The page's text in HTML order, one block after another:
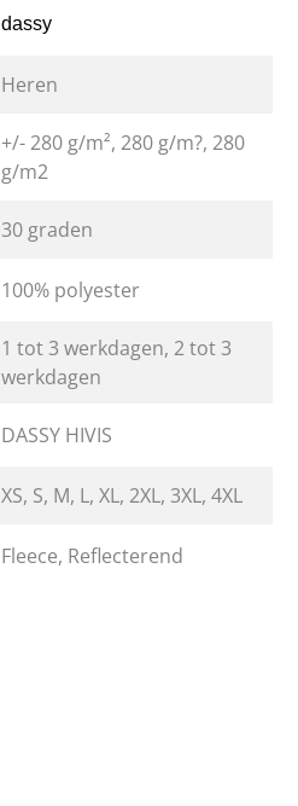
dassy
Heren
+/- 280 g/m², 280 g/m?, 280
g/m2
30 graden
100% polyester
1 tot 3 werkdagen, 2 tot 3
werkdagen
DASSY HIVIS
XS, S, M, L, XL, 2XL, 3XL, 4XL
Fleece, Reflecterend